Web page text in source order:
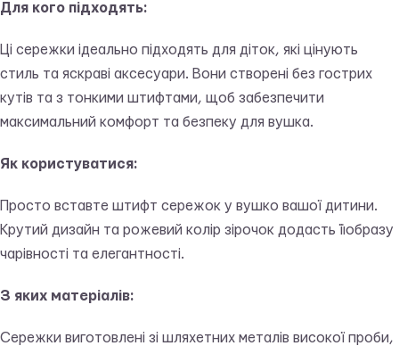
Для кого підходять:
Ці сережки ідеально підходять для діток, які цінують
стиль та яскраві аксесуари. Вони створені без гострих
кутів та з тонкими штифтами, щоб забезпечити
максимальний комфорт та безпеку для вушка.
Як користуватися:
Просто вставте штифт сережок у вушко вашої дитини.
Крутий дизайн та рожевий колір зірочок додасть її образу
чарівності та елегантності.
З яких матеріалів:
Сережки виготовлені зі шляхетних металів високої проби,